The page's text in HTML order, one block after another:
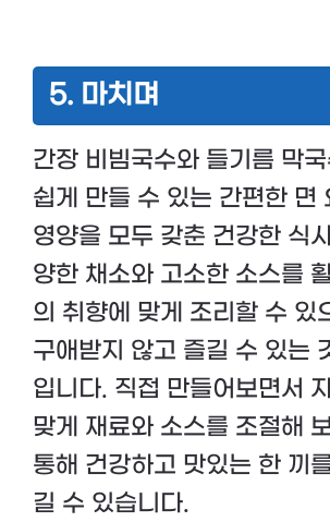
5. 마치며
간장 비빔국수와 들기름 막
쉽게 만들 수 있는 간편한 면
영양을 모두 갖춘 건강한 식
양한 채소와 고소한 소스를
의 취향에 맞게 조리할 수 있
구애받지 않고 즐길 수 있는
입니다. 직접 만들어보면서
맞게 재료와 소스를 조절해
통해 건강하고 맛있는 한 끼
길 수 있습니다.